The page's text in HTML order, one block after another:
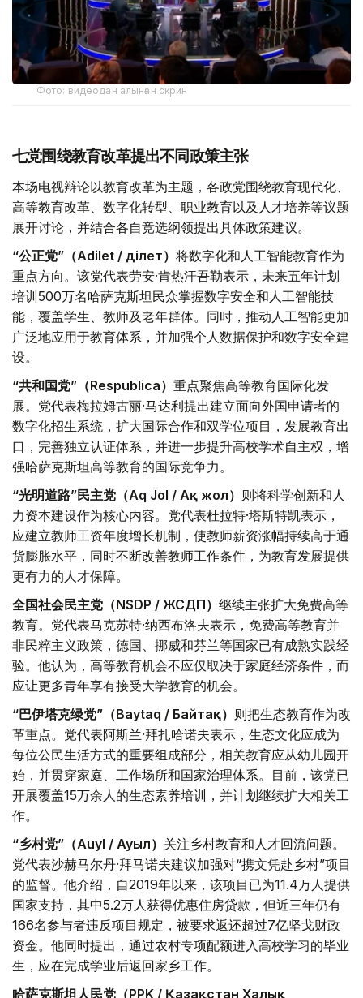
Фото: видеодан алынған скрин
七党围绕教育改革提出不同政策主张
本场电视辩论以教育改革为主题，各政党围绕教育现代化、
高等教育改革、数字化转型、职业教育以及人才培养等议题
展开讨论，并结合各自竞选纲领提出具体政策建议。
“公正党”（Adilet / Әділет） 将数字化和人工智能教育作为
重点方向。该党代表劳安·肯热汗吾勒表示，未来五年计划
培训500万名哈萨克斯坦民众掌握数字安全和人工智能技
能，覆盖学生、教师及老年群体。同时，推动人工智能更加
广泛地应用于教育体系，并加强个人数据保护和数字安全建
设。
“共和国党”（Respublica） 重点聚焦高等教育国际化发
展。党代表梅拉姆古丽·马达利提出建立面向外国申请者的
数字化招生系统，扩大国际合作和双学位项目，发展教育出
口，完善独立认证体系，并进一步提升高校学术自主权，增
强哈萨克斯坦高等教育的国际竞争力。
“光明道路”民主党（Aq Jol / Ақ жол） 则将科学创新和人
力资本建设作为核心内容。党代表杜拉特·塔斯特凯表示，
应建立教师工资年度增长机制，使教师薪资涨幅持续高于通
货膨胀水平，同时不断改善教师工作条件，为教育发展提供
更有力的人才保障。
全国社会民主党（NSDP / ЖСДП） 继续主张扩大免费高等
教育。党代表马克苏特·纳西布洛夫表示，免费高等教育并
非民粹主义政策，德国、挪威和芬兰等国家已有成熟实践经
验。他认为，高等教育机会不应仅取决于家庭经济条件，而
应让更多青年享有接受大学教育的机会。
“巴伊塔克绿党”（Baytaq / Байтақ） 则把生态教育作为改
革重点。党代表阿斯兰·拜扎哈诺夫表示，生态文化应成为
每位公民生活方式的重要组成部分，相关教育应从幼儿园开
始，并贯穿家庭、工作场所和国家治理体系。目前，该党已
开展覆盖15万余人的生态素养培训，并计划继续扩大相关工
作。
“乡村党”（Auyl / Ауыл） 关注乡村教育和人才回流问题。
党代表沙赫马尔丹·拜马诺夫建议加强对“携文凭赴乡村”项目
的监督。他介绍，自2019年以来，该项目已为11.4万人提供
国家支持，其中5.2万人获得优惠住房贷款，但近三年仍有
166名参与者违反项目规定，被要求返还超过7亿坚戈财政
资金。他同时提出，通过农村专项配额进入高校学习的毕业
生，应在完成学业后返回家乡工作。
哈萨克斯坦人民党（PPK / Қазақстан Халық